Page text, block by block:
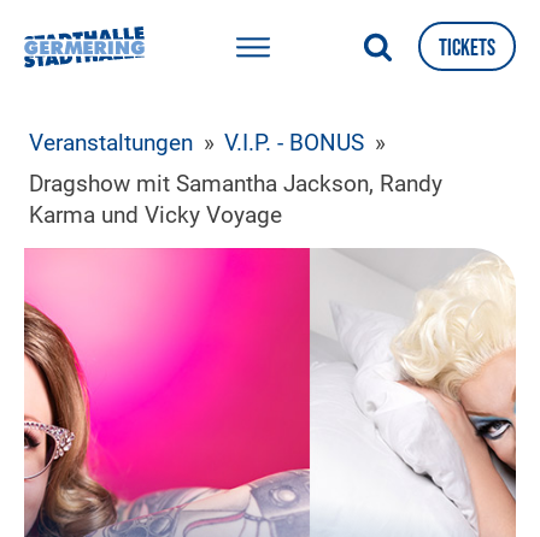
Tickets
Veranstaltungen » V.I.P. - BONUS »
Dragshow mit Samantha Jackson, Randy
Karma und Vicky Voyage